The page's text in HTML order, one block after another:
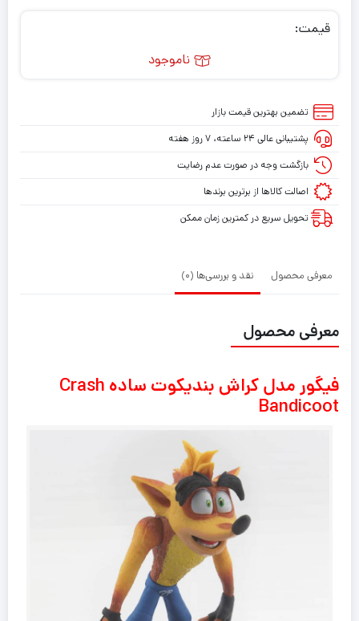
قیمت:
ناموجود
تضمین بهترین قیمت بازار
پشتیبانی عالی ۲۴ ساعته، ۷ روز هفته
بازگشت وجه در صورت عدم رضایت
اصالت کالاها از برترین برندها
تحویل سریع در کمترین زمان ممکن
معرفی محصول نقد و بررسی‌ها (0)
معرفی محصول
فیگور مدل کراش بندیکوت ساده Crash
Bandicoot